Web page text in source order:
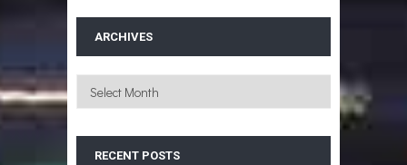
ARCHIVES
Archives
RECENT POSTS